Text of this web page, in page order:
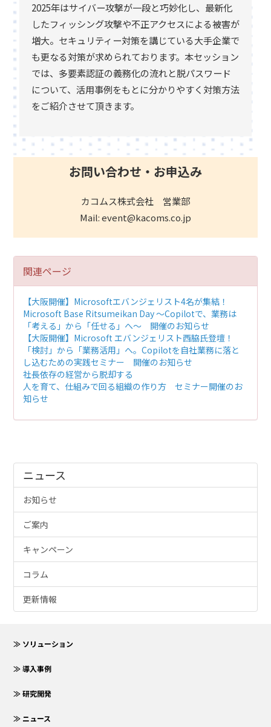
2025年はサイバー攻撃が一段と巧妙化し、最新化
したフィッシング攻撃や不正アクセスによる被害が
増大。セキュリティー対策を講じている大手企業で
も更なる対策が求められております。本セッション
では、多要素認証の義務化の流れと脱パスワード
について、活用事例をもとに分かりやすく対策方法
をご紹介させて頂きます。
お問い合わせ・お申込み
カコムス株式会社 営業部
Mail: event@kacoms.co.jp
関連ページ
【大阪開催】Microsoftエバンジェリスト4名が集結！
Microsoft Base Ritsumeikan Day ～Copilotで、業務は
「考える」から「任せる」へ～ 開催のお知らせ
【大阪開催】Microsoft エバンジェリスト西脇氏登壇！
「検討」から「業務活用」へ。Copilotを自社業務に落と
し込むための実践セミナー 開催のお知らせ
社長依存の経営から脱却する
人を育て、仕組みで回る組織の作り方 セミナー開催のお
知らせ
ニュース
お知らせ
ご案内
キャンペーン
コラム
更新情報
≫ ソリューション
≫ 導入事例
≫ 研究開発
≫ ニュース